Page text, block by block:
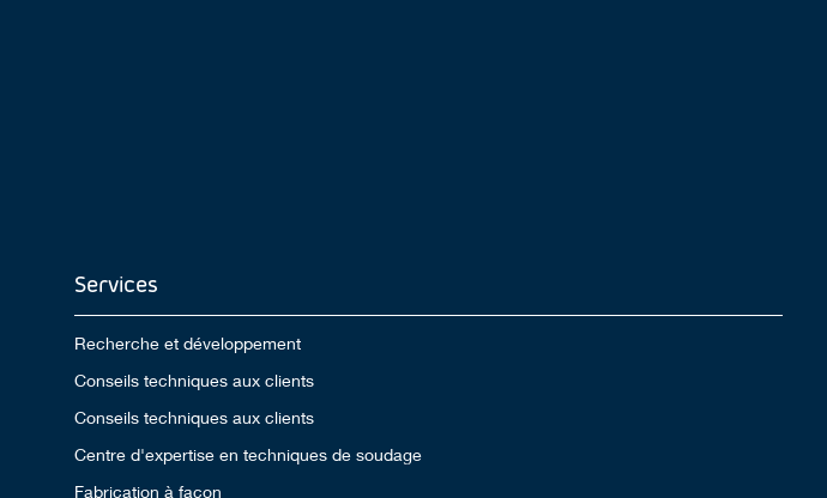
Services
Recherche et développement
Conseils techniques aux clients
Conseils techniques aux clients
Centre d'expertise en techniques de soudage
Fabrication à façon